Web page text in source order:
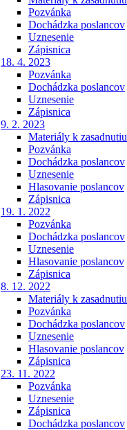
Pozvánka
Dochádzka poslancov
Uznesenie
Zápisnica
18. 4. 2023
Pozvánka
Dochádzka poslancov
Uznesenie
Zápisnica
9. 2. 2023
Materiály k zasadnutiu
Pozvánka
Dochádzka poslancov
Uznesenie
Hlasovanie poslancov
Zápisnica
19. 1. 2022
Pozvánka
Dochádzka poslancov
Uznesenie
Hlasovanie poslancov
Zápisnica
8. 12. 2022
Materiály k zasadnutiu
Pozvánka
Dochádzka poslancov
Uznesenie
Hlasovanie poslancov
Zápisnica
23. 11. 2022
Pozvánka
Uznesenie
Zápisnica
Dochádzka poslancov